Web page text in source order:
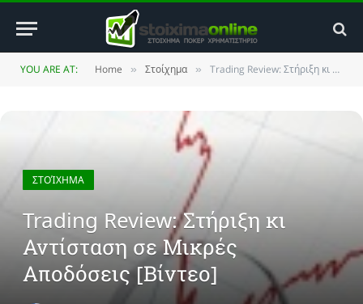
YOU ARE AT: Home » Στοίχημα » Trading Review: Στήριξη κι Αντίσταση σε Μικρές Αποδόσεις [Βίντεο]
ΣΤΟΊΧΗΜΑ
Trading Review: Στήριξη κι
Αντίσταση σε Μικρές
Αποδόσεις [Βίντεο]